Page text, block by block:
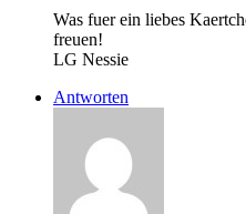
Was fuer ein liebes
freuen!
LG Nessie
Antworten